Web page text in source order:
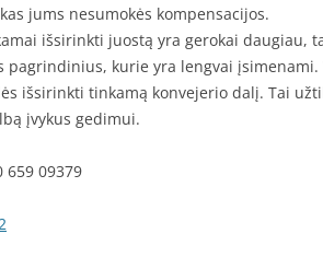
jums nesumokės kompensacijos.
išsirinkti juostą yra gerokai daugiau,
kurie yra lengvai įsimenami.
išsirinkti tinkamą konvejerio dalį. Tai
įvykus gedimui.
659 09379